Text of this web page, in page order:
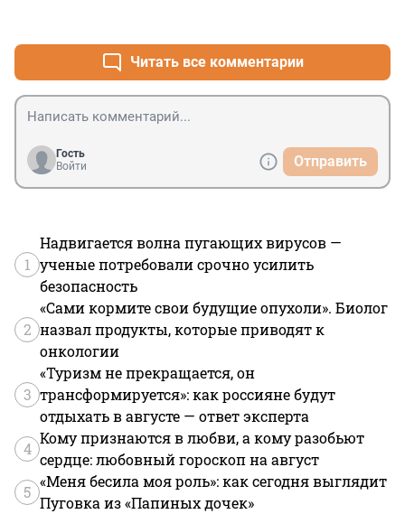
Читать все комментарии
Гость
Войти
Отправить
1
Надвигается волна пугающих вирусов —
ученые потребовали срочно усилить
безопасность
2
«Сами кормите свои будущие опухоли». Биолог
назвал продукты, которые приводят к
онкологии
3
«Туризм не прекращается, он
трансформируется»: как россияне будут
отдыхать в августе — ответ эксперта
4
Кому признаются в любви, а кому разобьют
сердце: любовный гороскоп на август
5
«Меня бесила моя роль»: как сегодня выглядит
Пуговка из «Папиных дочек»